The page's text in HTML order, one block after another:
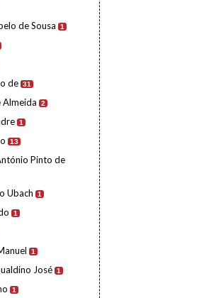
de Sousa 1
de 31
Almeida 2
1
13
Pinto de
Ubach 1
1
1
José 1
1